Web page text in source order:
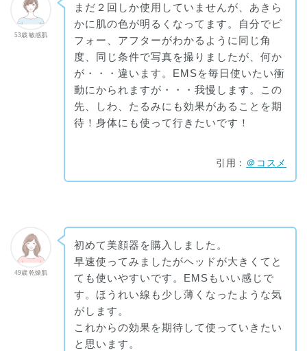
53歳 敏感肌
まだ２回しか使用していませんが、あきら
かに肌の色が明るくなってます。自分でビ
フォー、アフターがわかるように同じ角
度、同じ条件で写真を撮りましたが、何か
が・・・違います。EMSを毎日使いたい衝
動にかられますが・・・我慢します。この
先、しわ、たるみにも効果があることを期
待！身体にも使って行きたいです！
引用： ＠コスメ
49歳 乾燥肌
初めて美顔器を購入しました。
早速使ってみましたがヘッドが大きくてと
ても使いやすいです。EMSもいい感じで
す。ほうれい線も少し薄くなったような気
がします。
これからの効果を期待して使っていきたい
と思います。